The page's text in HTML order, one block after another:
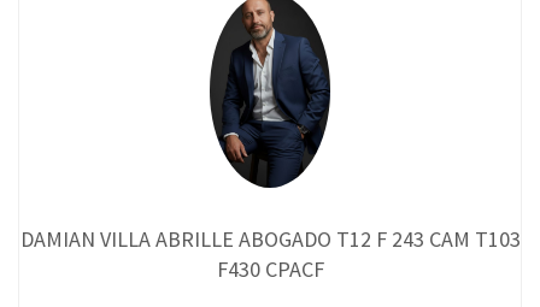
DAMIAN VILLA ABRILLE ABOGADO T12 F 243 CAM T103
F430 CPACF